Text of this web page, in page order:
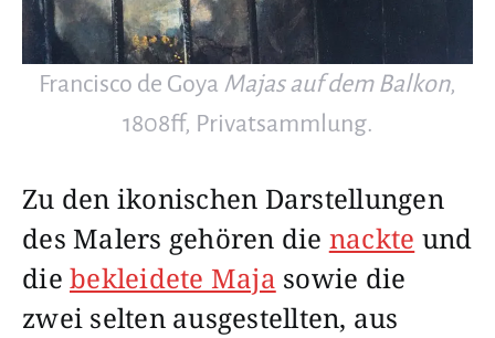
Francisco de Goya Majas auf dem Balkon,
1808ff, Privatsammlung.
Zu den ikonischen Darstellungen
des Malers gehören die nackte und
die bekleidete Maja sowie die
zwei selten ausgestellten, aus